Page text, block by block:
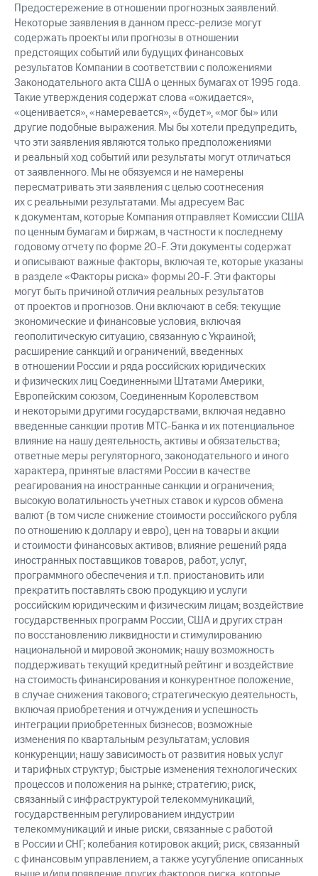
Предостережение в отношении прогнозных заявлений.
Некоторые заявления в данном пресс-релизе могут
содержать проекты или прогнозы в отношении
предстоящих событий или будущих финансовых
результатов Компании в соответствии с положениями
Законодательного акта США о ценных бумагах от 1995 года.
Такие утверждения содержат слова «ожидается»,
«оценивается», «намеревается», «будет», «мог бы» или
другие подобные выражения. Мы бы хотели предупредить,
что эти заявления являются только предположениями
и реальный ход событий или результаты могут отличаться
от заявленного. Мы не обязуемся и не намерены
пересматривать эти заявления с целью соотнесения
их с реальными результатами. Мы адресуем Вас
к документам, которые Компания отправляет Комиссии США
по ценным бумагам и биржам, в частности к последнему
годовому отчету по форме 20-F. Эти документы содержат
и описывают важные факторы, включая те, которые указаны
в разделе «Факторы риска» формы 20-F. Эти факторы
могут быть причиной отличия реальных результатов
от проектов и прогнозов. Они включают в себя: текущие
экономические и финансовые условия, включая
геополитическую ситуацию, связанную с Украиной;
расширение санкций и ограничений, введенных
в отношении России и ряда российских юридических
и физических лиц Соединенными Штатами Америки,
Европейским союзом, Соединенным Королевством
и некоторыми другими государствами, включая недавно
введенные санкции против МТС-Банка и их потенциальное
влияние на нашу деятельность, активы и обязательства;
ответные меры регуляторного, законодательного и иного
характера, принятые властями России в качестве
реагирования на иностранные санкции и ограничения;
высокую волатильность учетных ставок и курсов обмена
валют (в том числе снижение стоимости российского рубля
по отношению к доллару и евро), цен на товары и акции
и стоимости финансовых активов; влияние решений ряда
иностранных поставщиков товаров, работ, услуг,
программного обеспечения и т.п. приостановить или
прекратить поставлять свою продукцию и услуги
российским юридическим и физическим лицам; воздействие
государственных программ России, США и других стран
по восстановлению ликвидности и стимулированию
национальной и мировой экономик; нашу возможность
поддерживать текущий кредитный рейтинг и воздействие
на стоимость финансирования и конкурентное положение,
в случае снижения такового; стратегическую деятельность,
включая приобретения и отчуждения и успешность
интеграции приобретенных бизнесов; возможные
изменения по квартальным результатам; условия
конкуренции; нашу зависимость от развития новых услуг
и тарифных структур; быстрые изменения технологических
процессов и положения на рынке; стратегию; риск,
связанный с инфраструктурой телекоммуникаций,
государственным регулированием индустрии
телекоммуникаций и иные риски, связанные с работой
в России и СНГ; колебания котировок акций; риск, связанный
с финансовым управлением, а также усугубление описанных